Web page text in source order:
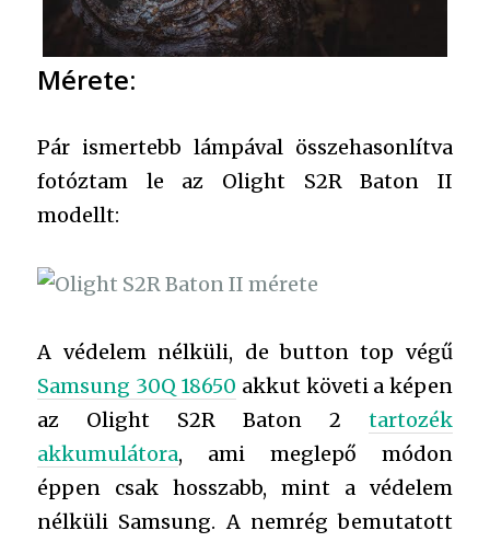
Mérete:
Pár ismertebb lámpával összehasonlítva
fotóztam le az Olight S2R Baton II
modellt:
A védelem nélküli, de button top végű
Samsung 30Q 18650 akkut követi a képen
az Olight S2R Baton 2 tartozék
akkumulátora, ami meglepő módon
éppen csak hosszabb, mint a védelem
nélküli Samsung. A nemrég bemutatott